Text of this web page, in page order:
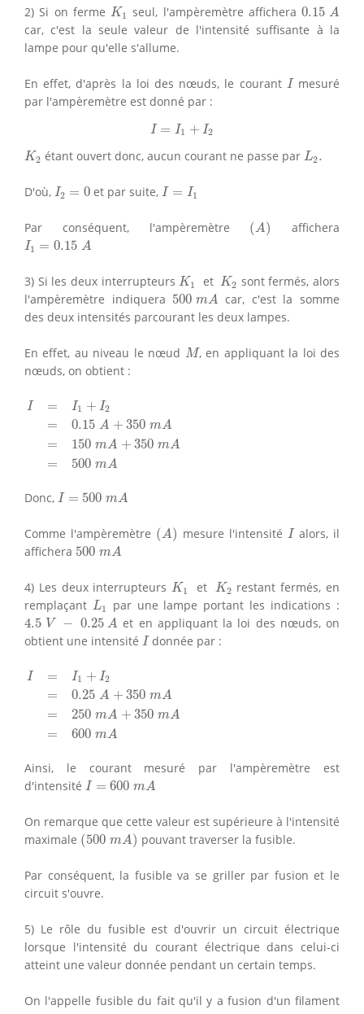
2) Si on fermeK1
K1 seul, l'ampèremètre affichera0.15 A
0.15 A
car, c'est la seule valeur de l'intensité suffisante à la
lampe pour qu'elle s'allume.
En effet, d'après la loi des nœuds, le courant I
Imesuré
par l'ampèremètre est donné par :
I = I1 + I2
1 I
K2
K2 étant ouvert donc, aucun courant ne passe par L2.
L2
D'où, I2 = 0
I2 et par suite,I = I1
I=
Par conséquent, l'ampèremètre (A)
(A) affichera
I1 = 0.15 A
I1 0.15A
3) Si les deux interrupteursK1
K1 et K2
K2 sont fermés, alors
l'ampèremètre indiquera 500 mA
500m A car, c'est la somme
des deux intensités parcourant les deux lampes.
En effet, au niveau le nœud M
M, en appliquant la loi des
nœuds, on obtient :
I = I1 + I2
= 0.15 A + 350 mA
= 150 mA + 350 mA
= 500 mA
= =0.15A
Donc, I = 500 mA
I= 500mA
Comme l'ampèremètre (A)
(A) mesure l'intensité I
Ialors, il
affichera 500 mA
500m A
4) Les deux interrupteursK1
K1 et K2
K2
restant fermés, en
remplaçant L1
L1 par une lampe portant les indications :
4.5 V − 0.25 A
4.5 V− 0.25 A
et en appliquant la loi des nœuds, on
obtient une intensité IIdonnée par :
I = I1 + I2
= 0.25 A + 350 mA
= 250 mA + 350 mA
= 600 mA
= =0.25A
Ainsi, le courant mesuré par l'ampèremètre est
d'intensité I = 600 mA
I= 600mA
On remarque que cette valeur est supérieure à l'intensité
maximale (500 mA)
(500m A) pouvant traverser la fusible.
Par conséquent, la fusible va se griller par fusion et le
circuit s'ouvre.
5) Le rôle du fusible est d'ouvrir un circuit électrique
lorsque l'intensité du courant électrique dans celui-ci
atteint une valeur donnée pendant un certain temps.
On l'appelle fusible du fait qu'il y a fusion d'un filament